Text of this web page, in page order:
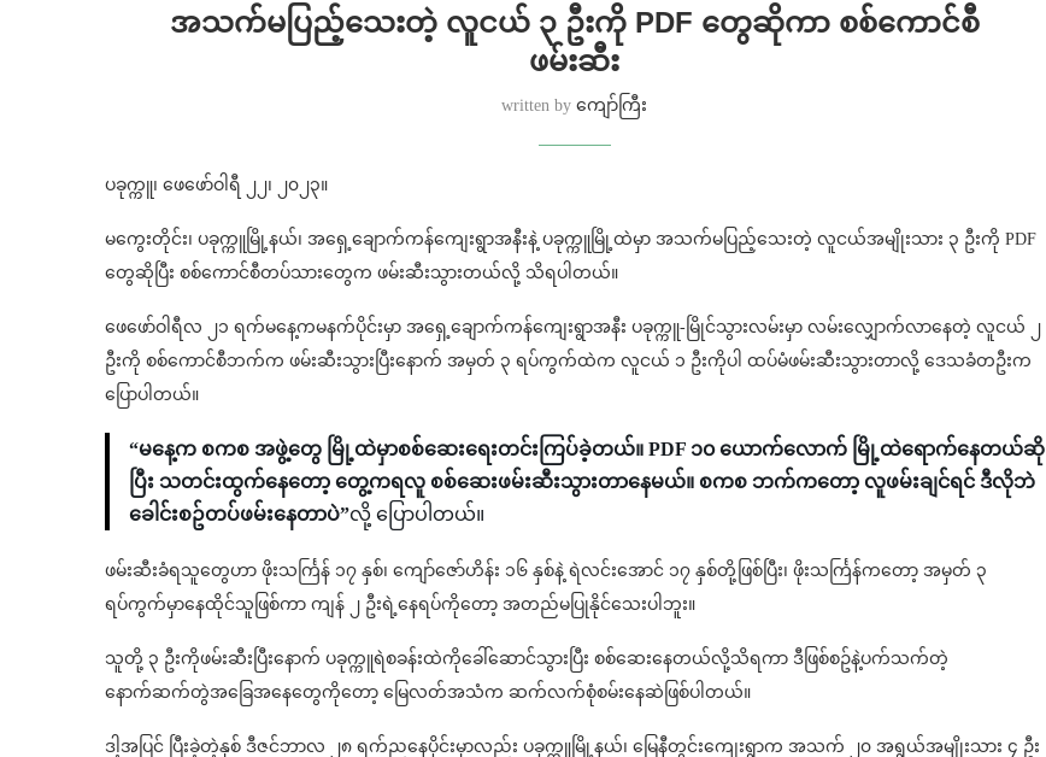
အသက်မပြည့်သေးတဲ့ လူငယ် ၃ ဦးကို PDF တွေဆိုကာ စစ်ကောင်စီ
ဖမ်းဆီး
written byကျော်ကြီး
ပခုက္ကူ၊ ဖေဖော်ဝါရီ ၂၂၊ ၂၀၂၃။
မကွေးတိုင်း၊ ပခုက္ကူမြို့နယ်၊ အရှေ့ချောက်ကန်ကျေးရွာအနီးနဲ့ ပခုက္ကူမြို့ထဲမှာ အသက်မပြည့်သေးတဲ့ လူငယ်အမျိုးသား ၃ ဦးကို PDF
တွေဆိုပြီး စစ်ကောင်စီတပ်သားတွေက ဖမ်းဆီးသွားတယ်လို့ သိရပါတယ်။
ဖေဖော်ဝါရီလ ၂၁ ရက်မနေ့ကမနက်ပိုင်းမှာ အရှေ့ချောက်ကန်ကျေးရွာအနီး ပခုက္ကူ-မြိုင်သွားလမ်းမှာ လမ်းလျှောက်လာနေတဲ့ လူငယ် ၂
ဦးကို စစ်ကောင်စီဘက်က ဖမ်းဆီးသွားပြီးနောက် အမှတ် ၃ ရပ်ကွက်ထဲက လူငယ် ၁ ဦးကိုပါ ထပ်မံဖမ်းဆီးသွားတာလို့ ဒေသခံတဦးက
ပြောပါတယ်။
“မနေ့က စကစ အဖွဲ့တွေ မြို့ထဲမှာစစ်ဆေးရေးတင်းကြပ်ခဲ့တယ်။ PDF ၁၀ ယောက်လောက် မြို့ထဲရောက်နေတယ်ဆို
ပြီး သတင်းထွက်နေတော့ တွေ့ကရလူ စစ်ဆေးဖမ်းဆီးသွားတာနေမယ်။ စကစ ဘက်ကတော့ လူဖမ်းချင်ရင် ဒီလိုဘဲ
ခေါင်းစဥ်တပ်ဖမ်းနေတာပဲ”လို့ ပြောပါတယ်။
ဖမ်းဆီးခံရသူတွေဟာ ဖိုးသင်္ကြန် ၁၇ နှစ်၊ ကျော်ဇော်ဟိန်း ၁၆ နှစ်နဲ့ ရဲလင်းအောင် ၁၇ နှစ်တို့ဖြစ်ပြီး၊ ဖိုးသင်္ကြန်ကတော့ အမှတ် ၃
ရပ်ကွက်မှာနေထိုင်သူဖြစ်ကာ ကျန် ၂ ဦးရဲ့နေရပ်ကိုတော့ အတည်မပြုနိုင်သေးပါဘူး။
သူတို့ ၃ ဦးကိုဖမ်းဆီးပြီးနောက် ပခုက္ကူရဲစခန်းထဲကိုခေါ်ဆောင်သွားပြီး စစ်ဆေးနေတယ်လို့သိရကာ ဒီဖြစ်စဥ်နဲ့ပက်သက်တဲ့
နောက်ဆက်တွဲအခြေအနေတွေကိုတော့ မြေလတ်အသံက ဆက်လက်စုံစမ်းနေဆဲဖြစ်ပါတယ်။
ဒါ့အပြင် ပြီးခဲ့တဲ့နှစ် ဒီဇင်ဘာလ ၂၈ ရက်ညနေပိုင်းမှာလည်း ပခုက္ကူမြို့နယ်၊ မြေနီတွင်းကျေးရွာက အသက် ၂၀ အရွယ်အမျိုးသား ၄ ဦး